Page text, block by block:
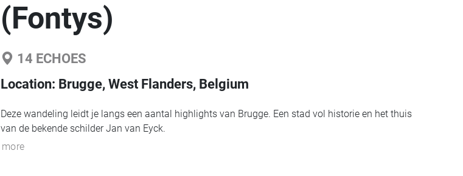
(Fontys)
14 ECHOES
Location: Brugge, West Flanders, Belgium
Deze wandeling leidt je langs een aantal highlights van Brugge. Een stad vol historie en het thuis
van de bekende schilder Jan van Eyck.
more